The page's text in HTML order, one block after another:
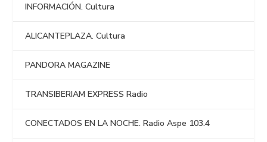
INFORMACIÓN. Cultura
ALICANTEPLAZA. Cultura
PANDORA MAGAZINE
TRANSIBERIAM EXPRESS Radio
CONECTADOS EN LA NOCHE. Radio Aspe 103.4